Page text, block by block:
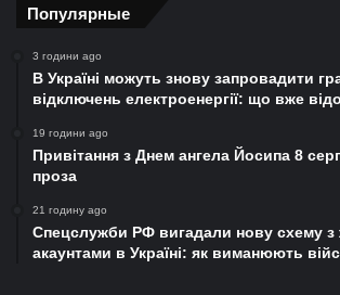
Популярные
3 години ago
В Україні можуть знову запровадити
відключень електроенергії: що вже
19 години ago
Привітання з Днем ангела Йосипа 8
проза
21 годину ago
Спецслужби РФ вигадали нову схему з
акаунтами в Україні: як виманюють